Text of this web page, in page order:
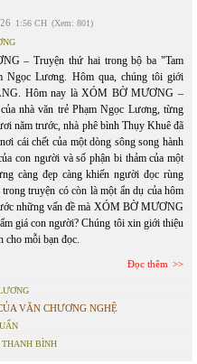
1:56 CH (Xem: 801)
– Truyện thứ hai trong bộ ba "Tam
Ngọc Lương. Hôm qua, chúng tôi giới
Hôm nay là XÓM BỜ MƯƠNG –
nhà văn trẻ Phạm Ngọc Lương, từng
năm trước, nhà phê bình Thụy Khuê đã
cái chết của một dòng sông song hành
con người và số phận bi thảm của một
càng đẹp càng khiến người đọc rùng
truyện có còn là một ẩn dụ của hôm
những vấn đề mà XÓM BỜ MƯƠNG
giá con người? Chúng tôi xin giới thiệu
cho mỗi bạn đọc.
Đọc thêm
VĂN CHƯƠNG NGHỆ
THANH BÌNH